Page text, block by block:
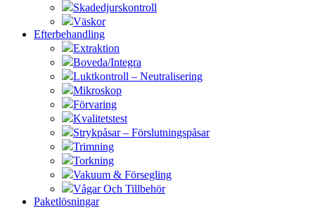
Skadedjurskontroll
Väskor
Efterbehandling
Extraktion
Boveda/Integra
Luktkontroll – Neutralisering
Mikroskop
Förvaring
Kvalitetstest
Strykpåsar – Förslutningspåsar
Trimning
Torkning
Vakuum & Försegling
Vågar Och Tillbehör
Paketlösningar